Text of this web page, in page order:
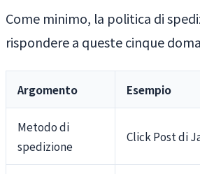
Come minimo, la politica di
rispondere a queste cinque
Argomento Esempio
Metodo di
spedizione
Click Post di